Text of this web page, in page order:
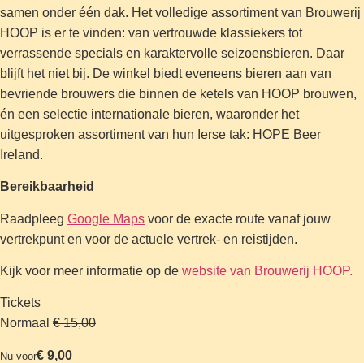
samen onder één dak. Het volledige assortiment van Brouwerij
HOOP is er te vinden: van vertrouwde klassiekers tot
verrassende specials en karaktervolle seizoensbieren. Daar
blijft het niet bij. De winkel biedt eveneens bieren aan van
bevriende brouwers die binnen de ketels van HOOP brouwen,
én een selectie internationale bieren, waaronder het
uitgesproken assortiment van hun Ierse tak: HOPE Beer
Ireland.
Bereikbaarheid
Raadpleeg Google Maps voor de exacte route vanaf jouw
vertrekpunt en voor de actuele vertrek- en reistijden.
Kijk voor meer informatie op de website van Brouwerij HOOP.
Tickets
Normaal € 15,00
Nu voor€ 9,00